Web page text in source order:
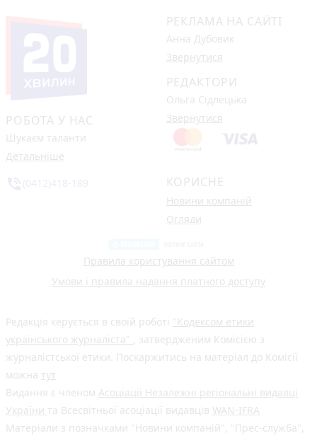
РОБОТА У НАС
Шукаєм таланти
Детальніше
РЕКЛАМА НА САЙТІ
Анна Дубовик
Звернутися
РЕДАКТОРИ
Ольга Сідлецька
Звернутися
КОРИСНЕ
Новини компаній
Огляди
Правила користування сайтом
Умови і правила надання платного доступу
Редакція керується в своїй роботі "Кодексом етики
українського журналіста" , затвердженим Комісією з
журналістської етики. Поскаржитись на матеріал до Комісії
можна тут
Видання є членом Асоціації Незалежні регіональні видавці
України та Всесвітньої асоціації видавців WAN-IFRA
Матеріали з позначками "Новини компаній", "Прес-служба",